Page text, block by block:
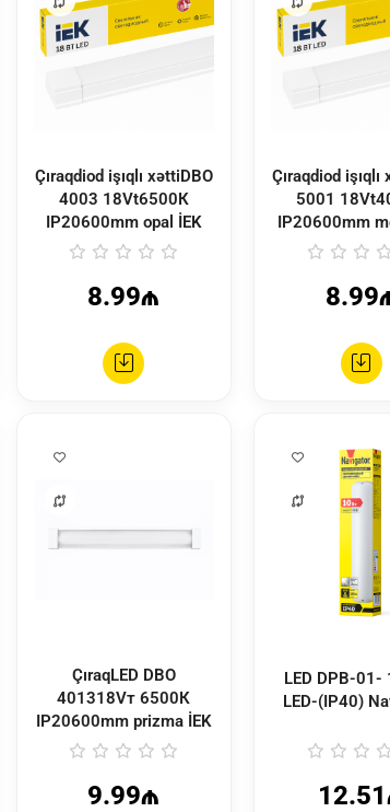
Çıraqdiod işıqlı xəttiDBO
4003 18Vt6500К
IP20600mm opal İEK
8.99₼
Çıraqdiod işıqlı
5001
IP20600mm
ÇıraqLED DBO
401318Vт 6500К
IP20600mm prizma İEK
9.99₼
LED DPB-01- 10-4K-
LED-(IP40)